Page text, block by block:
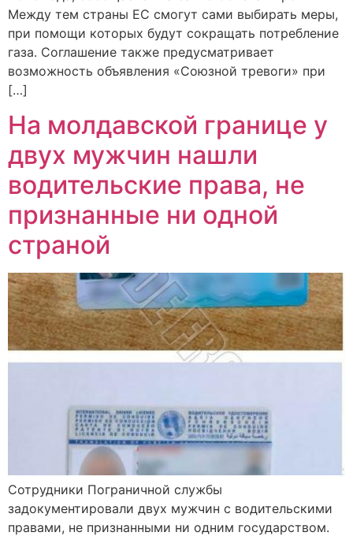
Между тем страны ЕС смогут сами выбирать меры,
при помощи которых будут сокращать потребление
газа. Соглашение также предусматривает
возможность объявления «Союзной тревоги» при
[…]
На молдавской границе у
двух мужчин нашли
водительские права, не
признанные ни одной
страной
Сотрудники Пограничной службы
задокументировали двух мужчин с водительскими
правами, не признанными ни одним государством.